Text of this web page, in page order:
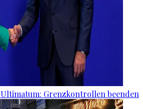
Grenzkontrollen beenden